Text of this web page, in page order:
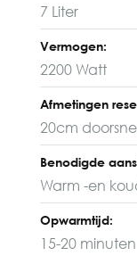
7 Liter
Vermogen:
2200 Watt
Afmetingen
20cm
Benodigde
Warm -en
Opwarmtijd:
15-20 minuten